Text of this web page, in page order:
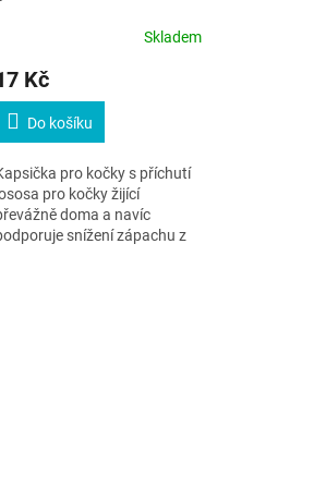
Skladem
Kč
Do košíku
pro kočky s příchutí
pro kočky žijící
doma a navíc
snížení zápachu z